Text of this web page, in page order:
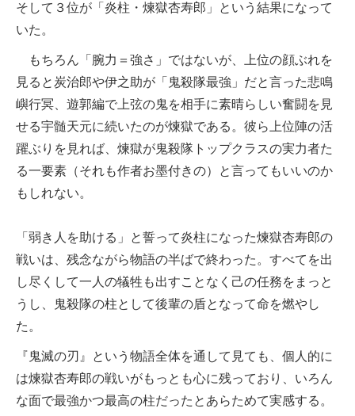
そして３位が「炎柱・煉獄杏寿郎」という結果になって
いた。
もちろん「腕力＝強さ」ではないが、上位の顔ぶれを
見ると炭治郎や伊之助が「鬼殺隊最強」だと言った悲鳴
嶼行冥、遊郭編で上弦の鬼を相手に素晴らしい奮闘を見
せる宇髄天元に続いたのが煉獄である。彼ら上位陣の活
躍ぶりを見れば、煉獄が鬼殺隊トップクラスの実力者た
る一要素（それも作者お墨付きの）と言ってもいいのか
もしれない。
「弱き人を助ける」と誓って炎柱になった煉獄杏寿郎の
戦いは、残念ながら物語の半ばで終わった。すべてを出
し尽くして一人の犠牲も出すことなく己の任務をまっと
うし、鬼殺隊の柱として後輩の盾となって命を燃やし
た。
『鬼滅の刃』という物語全体を通して見ても、個人的に
は煉獄杏寿郎の戦いがもっとも心に残っており、いろん
な面で最強かつ最高の柱だったとあらためて実感する。